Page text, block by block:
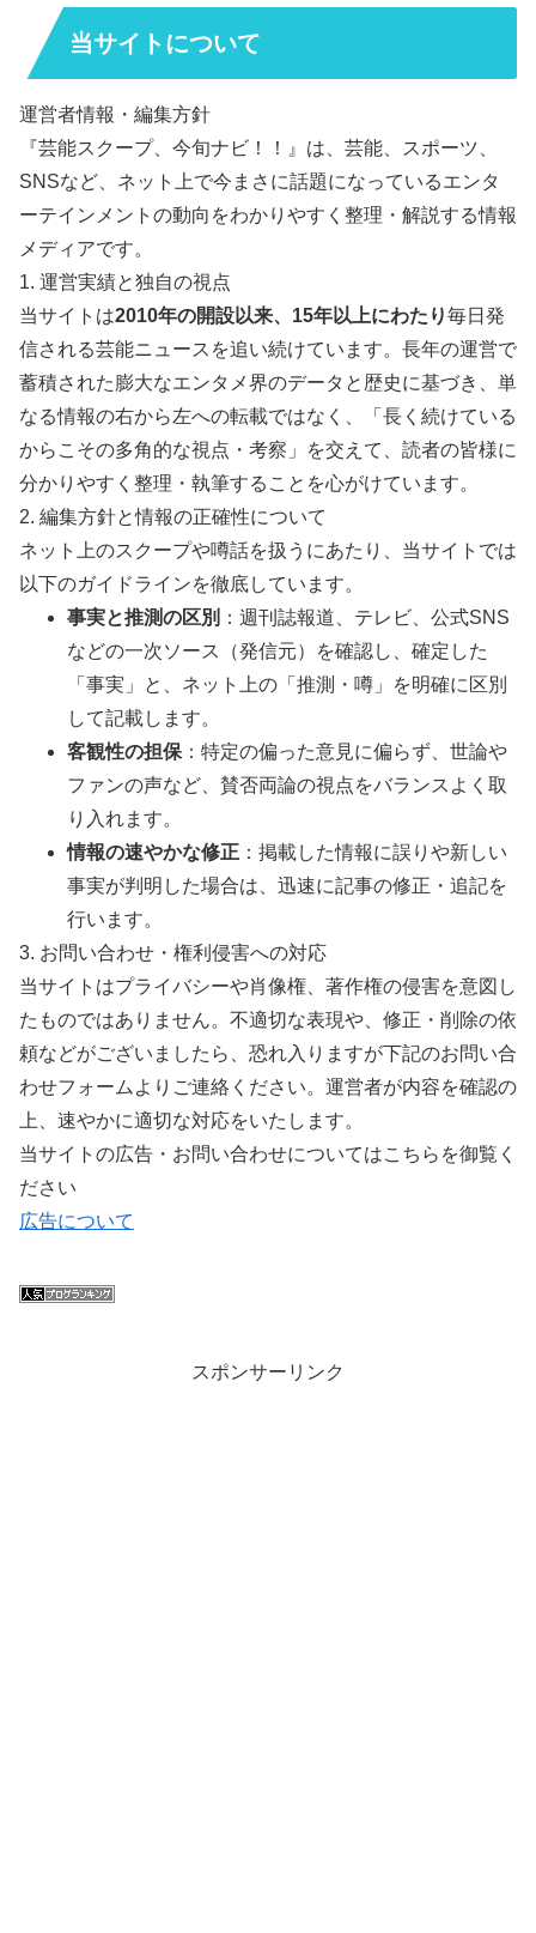
当サイトについて
運営者情報・編集方針
『芸能スクープ、今旬ナビ！！』は、芸能、スポーツ、
SNSなど、ネット上で今まさに話題になっているエンタ
ーテインメントの動向をわかりやすく整理・解説する情報
メディアです。
1. 運営実績と独自の視点
当サイトは2010年の開設以来、15年以上にわたり毎日発
信される芸能ニュースを追い続けています。長年の運営で
蓄積された膨大なエンタメ界のデータと歴史に基づき、単
なる情報の右から左への転載ではなく、「長く続けている
からこその多角的な視点・考察」を交えて、読者の皆様に
分かりやすく整理・執筆することを心がけています。
2. 編集方針と情報の正確性について
ネット上のスクープや噂話を扱うにあたり、当サイトでは
以下のガイドラインを徹底しています。
事実と推測の区別 ：週刊誌報道、テレビ、公式SNS
などの一次ソース（発信元）を確認し、確定した
「事実」と、ネット上の「推測・噂」を明確に区別
して記載します。
客観性の担保 ：特定の偏った意見に偏らず、世論や
ファンの声など、賛否両論の視点をバランスよく取
り入れます。
情報の速やかな修正 ：掲載した情報に誤りや新しい
事実が判明した場合は、迅速に記事の修正・追記を
行います。
3. お問い合わせ・権利侵害への対応
当サイトはプライバシーや肖像権、著作権の侵害を意図し
たものではありません。不適切な表現や、修正・削除の依
頼などがございましたら、恐れ入りますが下記のお問い合
わせフォームよりご連絡ください。運営者が内容を確認の
上、速やかに適切な対応をいたします。
当サイトの広告・お問い合わせについてはこちらを御覧く
ださい
広告について
スポンサーリンク